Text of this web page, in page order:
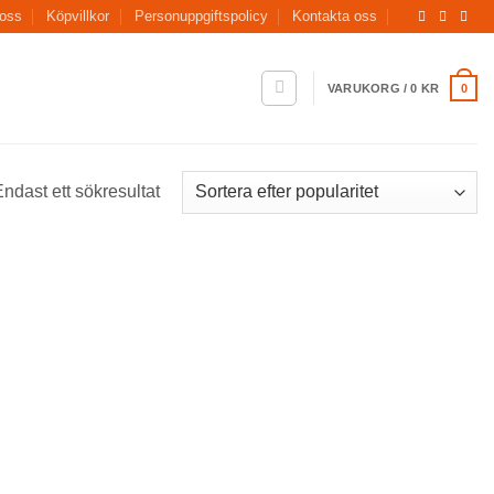
Köpvillkor Personuppgiftspolicy Kontakta oss
VARUKORG /0 KR 0
ett sökresultat